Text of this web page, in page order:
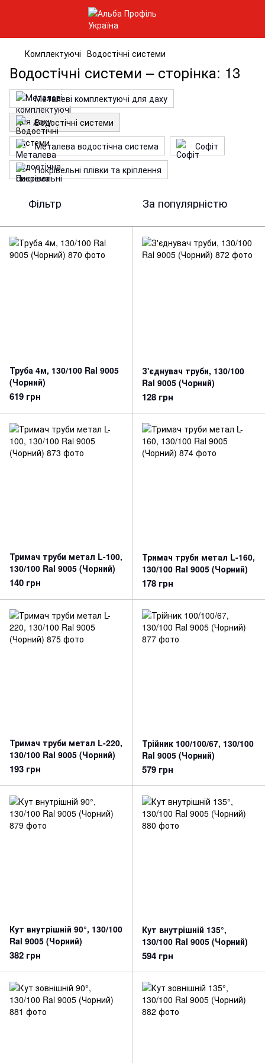
Комплектуючі Водостічні системи
Водостічні системи – сторінка: 13
Металеві комплектуючі для даху
Водостічні системи
Металева водостічна система
Софіт
Покрівельні плівки та кріплення
Фільтр За популярністю
Труба 4м, 130/100 Ral 9005
(Чорний)
619 грн
З'єднувач труби, 130/100
Ral 9005 (Чорний)
128 грн
Тримач труби метал L-100,
130/100 Ral 9005 (Чорний)
140 грн
Тримач труби метал L-160,
130/100 Ral 9005 (Чорний)
178 грн
Тримач труби метал L-220,
130/100 Ral 9005 (Чорний)
193 грн
Трійник 100/100/67, 130/100
Ral 9005 (Чорний)
579 грн
Кут внутрішній 90°, 130/100
Ral 9005 (Чорний)
382 грн
Кут внутрішній 135°,
130/100 Ral 9005 (Чорний)
594 грн